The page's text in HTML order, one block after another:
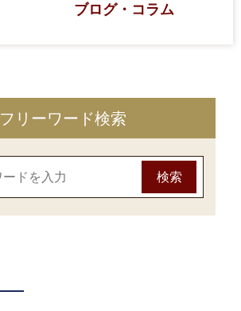
ブログ・コラム
フリーワード検索